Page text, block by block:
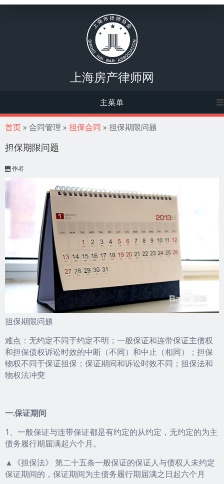
上海房产律师网
主菜单
你在这里
首页» 合同管理 » 担保合同 » 担保期限问题
担保期限问题
作者
担保期限问题
难点：无约定不同于约定不明；一般保证和连带保证主债权
和担保债权诉讼时效的中断（不同）和中止（相同）；担保
物权不同于保证担保；保证期间和诉讼时效不同；担保法和
物权法冲突
一.保证期间
1、一般保证与连带保证都是有约定的从约定，无约定的为主
债务履行期届满起六个月。
▲《担保法》 第二十五条一般保证的保证人与债权人未约定
保证期间的，保证期间为主债务履行期届满之日起六个月